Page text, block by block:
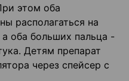
этом оба
располагаться на
а оба больших пальца -
Детям препарат
через спейсер с